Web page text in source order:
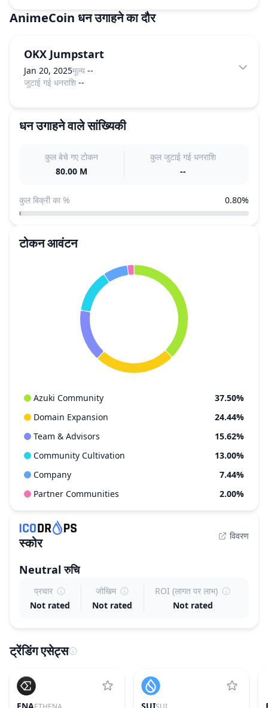
AnimeCoin धन उगाहने का दौर
OKX Jumpstart
Jan 20, 2025मूल्य --
जुटाई गई धनराशि --
धन उगाहने वाले सांख्यिकी
कुल बेचे गए टोकन
80.00 M
कुल जुटाई गई धनराशि
--
कुल बिक्री का % 0.80%
टोकन आवंटन
Azuki Community
37.50%
Domain Expansion
24.44%
Team & Advisors
15.62%
Community Cultivation
13.00%
Company
7.44%
Partner Communities
2.00%
स्कोर विवरण
Neutral रुचि
प्रचार
Not rated
जोखिम
Not rated
ROI (लागत पर लाभ)
Not rated
ट्रेंडिंग एसेट्स